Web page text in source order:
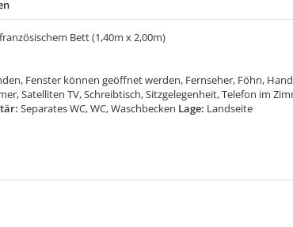
Bett (1,40m x 2,00m)
Fenster können geöffnet werden, Fernseher, Föhn,
Satelliten TV, Schreibtisch, Sitzgelegenheit, Telefon im
Separates WC, WC, Waschbecken Lage: Landseite